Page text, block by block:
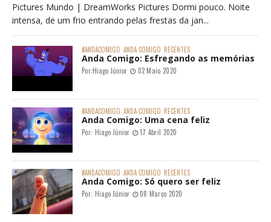
Pictures Mundo | DreamWorks Pictures Dormi pouco. Noite
intensa, de um frio entrando pelas frestas da jan...
#ANDACOMIGO ANDA COMIGO RECENTES
Anda Comigo: Esfregando as memórias
Por:Hiago Júnior 02 Maio 2020
#ANDACOMIGO ANDA COMIGO RECENTES
Anda Comigo: Uma cena feliz
Por: Hiago Júnior 17 Abril 2020
#ANDACOMIGO ANDA COMIGO RECENTES
Anda Comigo: Só quero ser feliz
Por: Hiago Júnior 08 Março 2020